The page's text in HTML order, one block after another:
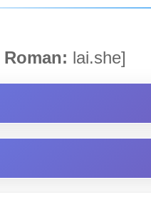
Roman: lai.she]